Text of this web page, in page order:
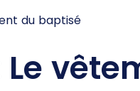
du baptisé
Le